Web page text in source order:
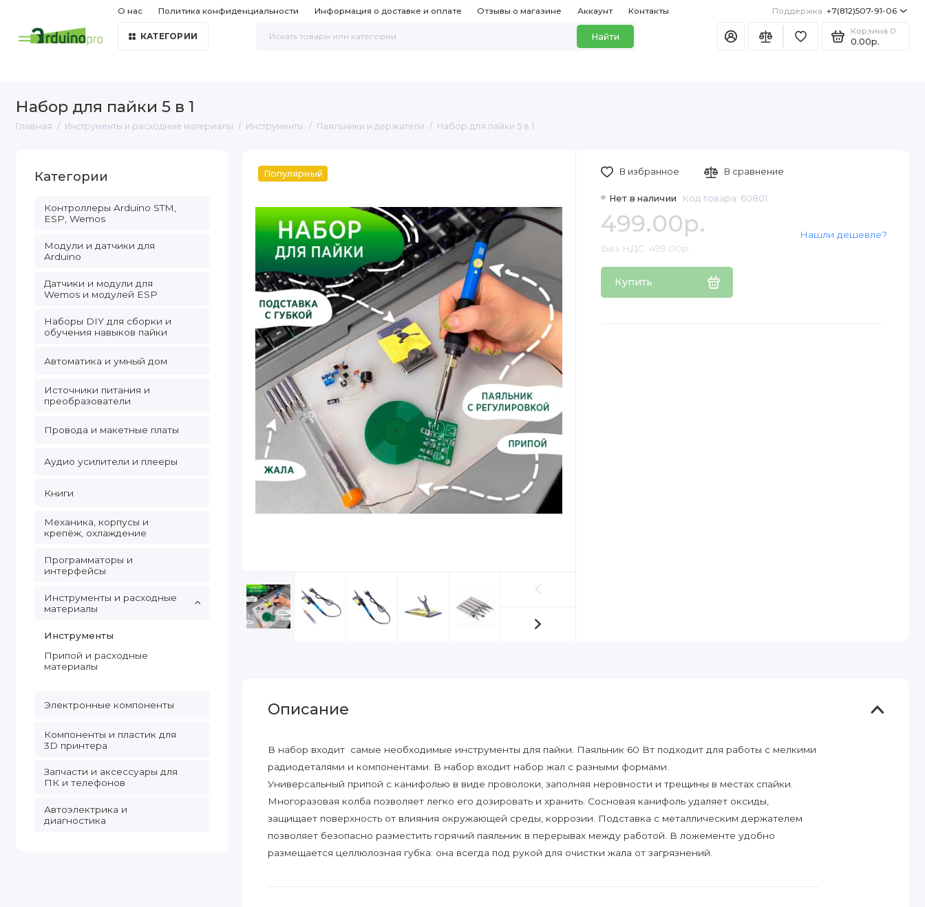
О нас Политика конфиденциальности Информация о доставке и оплате Отзывы о магазине Аккаунт Контакты Поддержка +7(812)507-91-06
КАТЕГОРИИ Найти
Корзина 0
0.00р.
Набор для пайки 5 в 1
Главная Инструменты и расходные материалы Инструменты Паяльники и держатели Набор для пайки 5 в 1
Категории
Контроллеры Arduino STM,
ESP, Wemos
Модули и датчики для
Arduino
Датчики и модули для
Wemos и модулей ESP
Наборы DIY для сборки и
обучения навыков пайки
Автоматика и умный дом
Источники питания и
преобразователи
Провода и макетные платы
Аудио усилители и плееры
Книги
Механика, корпусы и
крепёж, охлаждение
Программаторы и
интерфейсы
Инструменты и расходные
материалы
Инструменты
Припой и расходные
материалы
Электронные компоненты
Компоненты и пластик для
3D принтера
Запчасти и аксессуары для
ПК и телефонов
Автоэлектрика и
диагностика
Популярный
Нет в наличии Код товара: 60801
499.00р.
Без НДС: 499.00р.
Купить
Нашли дешевле?
В избранное В сравнение
Описание
В набор входит самые необходимые инструменты для пайки. Паяльник 60 Вт подходит для работы с мелкими
радиодеталями и компонентами. В набор входит набор жал с разными формами.
Универсальный припой с канифолью в виде проволоки, заполняя неровности и трещины в местах спайки.
Многоразовая колба позволяет легко его дозировать и хранить. Сосновая канифоль удаляет оксиды,
защищает поверхность от влияния окружающей среды, коррозии. Подставка с металлическим держателем
позволяет безопасно разместить горячий паяльник в перерывах между работой. В ложементе удобно
размещается целлюлозная губка: она всегда под рукой для очистки жала от загрязнений.